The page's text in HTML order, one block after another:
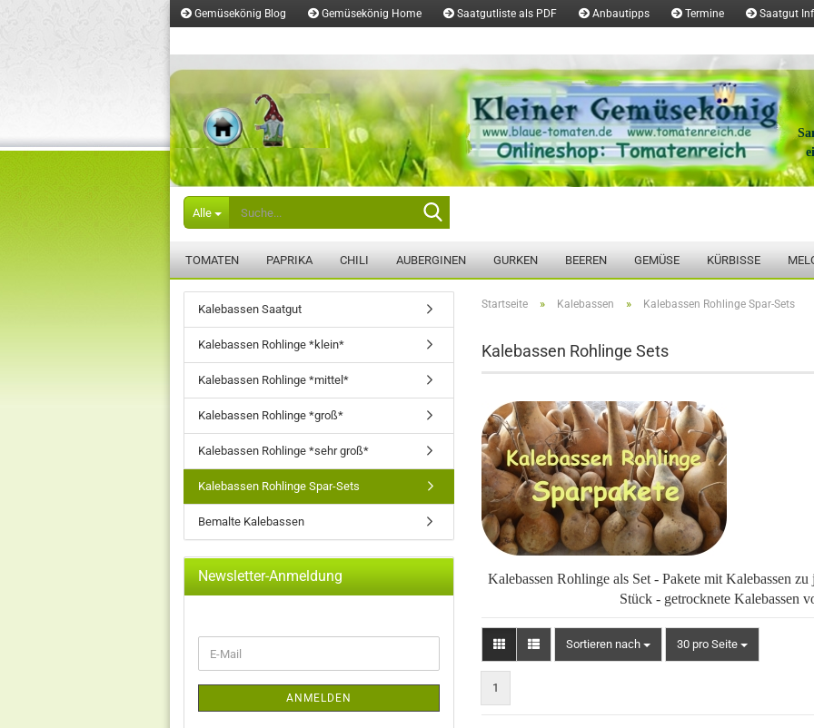
Gemüsekönig Blog Gemüsekönig Home Saatgutliste als PDF Anbautipps Termine Saatgut
Alle
TOMATEN PAPRIKA CHILI AUBERGINEN GURKEN BEEREN GEMÜSE KÜRBISSE
Startseite » Kalebassen » Kalebassen Rohlinge Spar-Sets
Kalebassen Rohlinge Sets
Kalebassen Rohlinge als Set - Pakete mit Kalebassen
Stück - getrocknete Kalebassen
Sortieren nach
Sortieren nach 30 pro Seite
pro Seite
1
Kalebassen Saatgut
Kalebassen Rohlinge *klein*
Kalebassen Rohlinge *mittel*
Kalebassen Rohlinge *groß*
Kalebassen Rohlinge *sehr groß*
Kalebassen Rohlinge Spar-Sets
Bemalte Kalebassen
Newsletter-Anmeldung
ZUR
E-
Mail
ANMELDEN